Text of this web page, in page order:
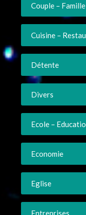
Couple – Famille
Cuisine –
Détente
Divers
Ecole –
Economie
Eglise
Entreprises